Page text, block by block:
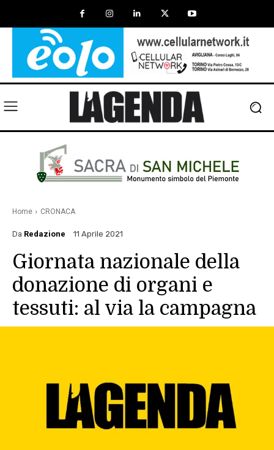
Home CRONACA
Da Redazione 11 Aprile 2021
Giornata nazionale della
donazione di organi e
tessuti: al via la campagna